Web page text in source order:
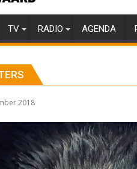
TV RADIO AGENDA
2018